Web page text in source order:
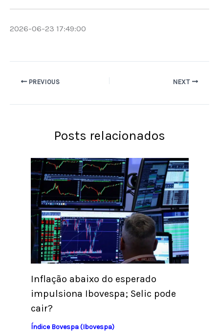
2026-06-23 17:49:00
PREVIOUS NEXT
Posts relacionados
Inflação abaixo do esperado
impulsiona Ibovespa; Selic pode
cair?
Índice Bovespa (Ibovespa)